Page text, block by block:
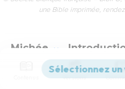
une Bible imprimée,
Michée
Versions